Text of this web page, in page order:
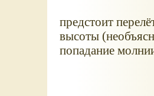
предстоит
высоты
попадание